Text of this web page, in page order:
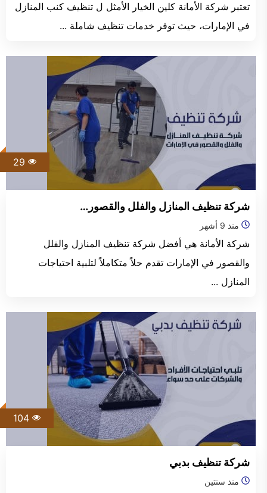
تعتبر شركة الأمانة كلين الخيار الأمثل ل تنظيف كنب المنازل
في الإمارات، حيث توفر خدمات تنظيف شاملة ...
شركة تنظيف المنازل والفلل والقصور…
منذ 9 أشهر
شركة الأمانة هي أفضل شركة تنظيف المنازل والفلل
والقصور في الإمارات تقدم حلاً متكاملاً لتلبية احتياجات
المنازل ...
شركة تنظيف بدبي
منذ سنتين